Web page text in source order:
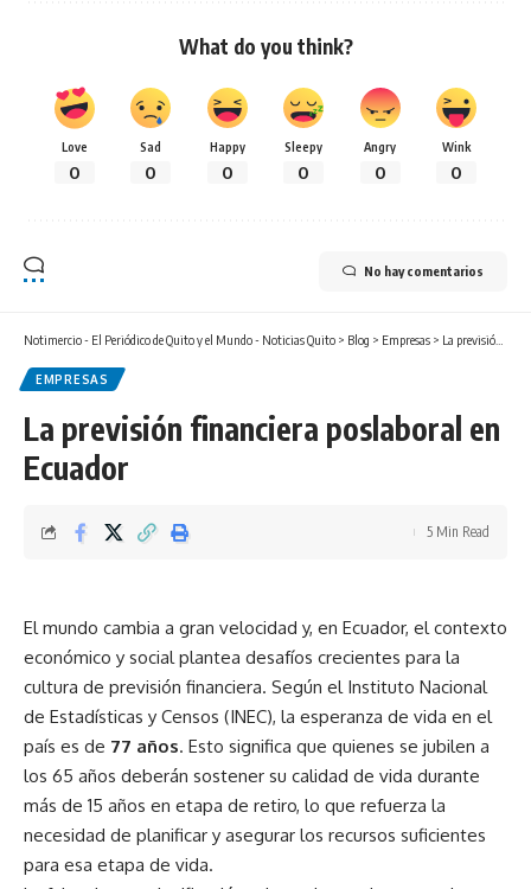
What do you think?
Love
0
Sad
0
Happy
0
Sleepy
0
Angry
0
Wink
0
No hay comentarios
Notimercio - El Periódico de Quito y el Mundo - Noticias Quito > Blog > Empresas > La previsión financiera poslaboral en Ecuador
EMPRESAS
La previsión financiera poslaboral en
Ecuador
5 Min Read
El mundo cambia a gran velocidad y, en Ecuador, el contexto
económico y social plantea desafíos crecientes para la
cultura de previsión financiera. Según el Instituto Nacional
de Estadísticas y Censos (INEC), la esperanza de vida en el
país es de 77 años. Esto significa que quienes se jubilen a
los 65 años deberán sostener su calidad de vida durante
más de 15 años en etapa de retiro, lo que refuerza la
necesidad de planificar y asegurar los recursos suficientes
para esa etapa de vida.